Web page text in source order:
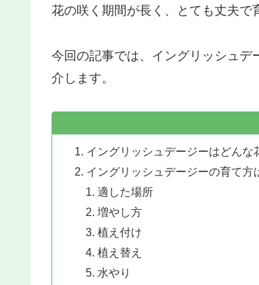
花の咲く期間が長く、とても丈夫で
今回の記事では、イングリッシュデ
介します。
イングリッシュデージーはどんな
イングリッシュデージーの育て方
適した場所
増やし方
植え付け
植え替え
水やり